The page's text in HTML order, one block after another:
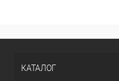
КАТАЛОГ